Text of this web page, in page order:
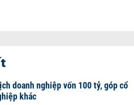
doanh nghiệp vốn 100 tỷ, góp cổ
khác